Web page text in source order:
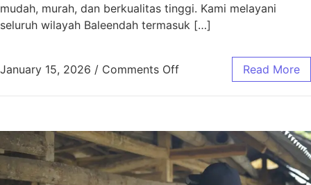
mudah, murah, dan berkualitas tinggi. Kami melayani
seluruh wilayah Baleendah termasuk […]
January 15, 2026 / Comments Off Read More